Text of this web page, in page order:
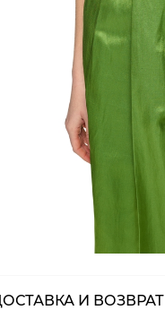
И ВОЗВРАТ